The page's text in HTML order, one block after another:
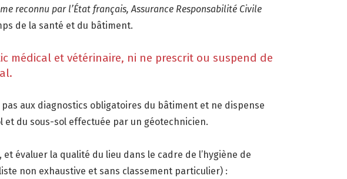
reconnu par l’État français, Assurance Responsabilité Civile
de la santé et du bâtiment.
médical et vétérinaire, ni ne prescrit ou suspend de
pas aux diagnostics obligatoires du bâtiment et ne dispense
et du sous-sol effectuée par un géotechnicien.
évaluer la qualité du lieu dans le cadre de l’hygiène de
non exhaustive et sans classement particulier) :